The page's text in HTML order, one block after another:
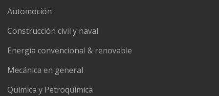
Automoción
Construcción civil y naval
Energía convencional & renovable
Mecánica en general
Química y Petroquímica